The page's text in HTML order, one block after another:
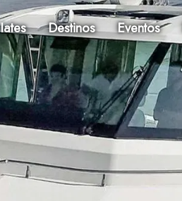
Iates Destinos Eventos